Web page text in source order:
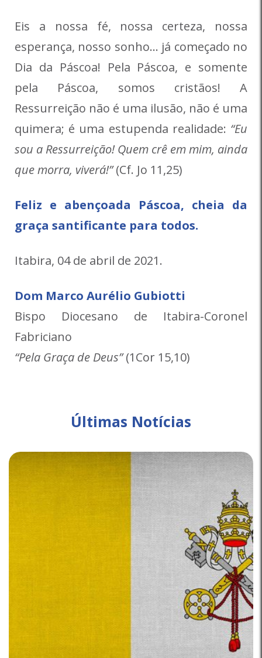
Eis a nossa fé, nossa certeza, nossa
esperança, nosso sonho… já começado no
Dia da Páscoa! Pela Páscoa, e somente
pela Páscoa, somos cristãos! A
Ressurreição não é uma ilusão, não é uma
quimera; é uma estupenda realidade: “Eu
sou a Ressurreição! Quem crê em mim, ainda
que morra, viverá!”(Cf. Jo 11,25)
Feliz e abençoada Páscoa, cheia da
graça santificante para todos.
Itabira, 04 de abril de 2021.
Dom Marco Aurélio Gubiotti
Bispo Diocesano de Itabira-Coronel
Fabriciano
“Pela Graça de Deus”(1Cor 15,10)
Últimas Notícias